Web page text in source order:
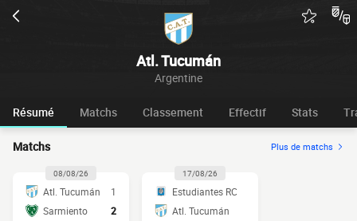
Atl. Tucumán
Argentine
Résumé Matchs Classement Effectif Stats
Matchs Plus de matchs
08/08/26
Atl. Tucumán
1
Sarmiento
2
17/08/26
Estudiantes RC
Atl. Tucumán